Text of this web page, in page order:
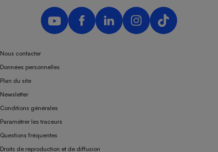
Nous contacter
Données personnelles
Plan du site
Newsletter
Conditions générales
Paramétrer les traceurs
Questions fréquentes
Droits de reproduction et de diffusion